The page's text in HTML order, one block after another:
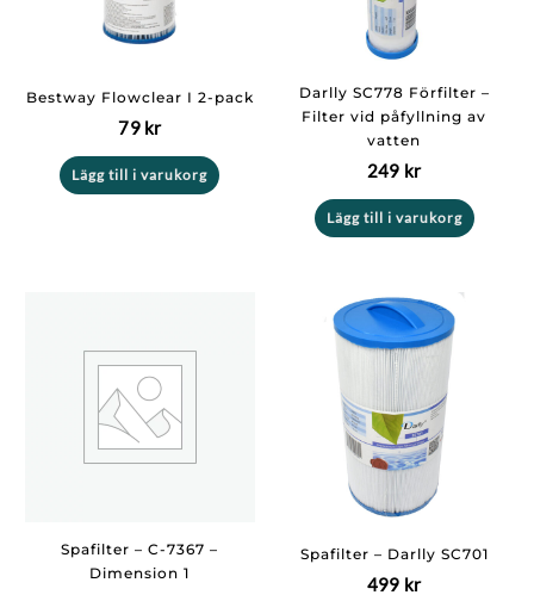
Bestway Flowclear I 2-pack
79 kr
Lägg till i varukorg
Darlly SC778 Förfilter –
Filter vid påfyllning av
vatten
249 kr
Lägg till i varukorg
Spafilter – C-7367 –
Dimension 1
Spafilter – Darlly SC701
499 kr